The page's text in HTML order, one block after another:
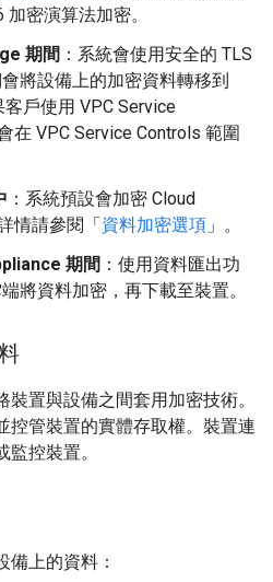
密演算法加密。
期間 ：系統會使用安全的 TLS
將設備上的加密資料轉移到
戶使用 VPC Service
在 VPC Service Controls 範圍
：系統預設會加密 Cloud
情請參閱「資料加密選項 」。
期間 ：使用資料匯出功
將資料加密，再下載至裝置。
置與設備之間套用加密技術。
控管裝置的實體存取權。裝置連
控裝置。
備上的資料：